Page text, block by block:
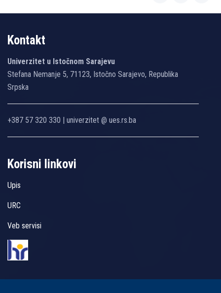
Kontakt
Univerzitet u Istočnom Sarajevu
Stefana Nemanje 5, 71123, Istočno Sarajevo, Republika
Srpska
+387 57 320 330 | univerzitet @ ues.rs.ba
Korisni linkovi
Upis
URC
Veb servisi